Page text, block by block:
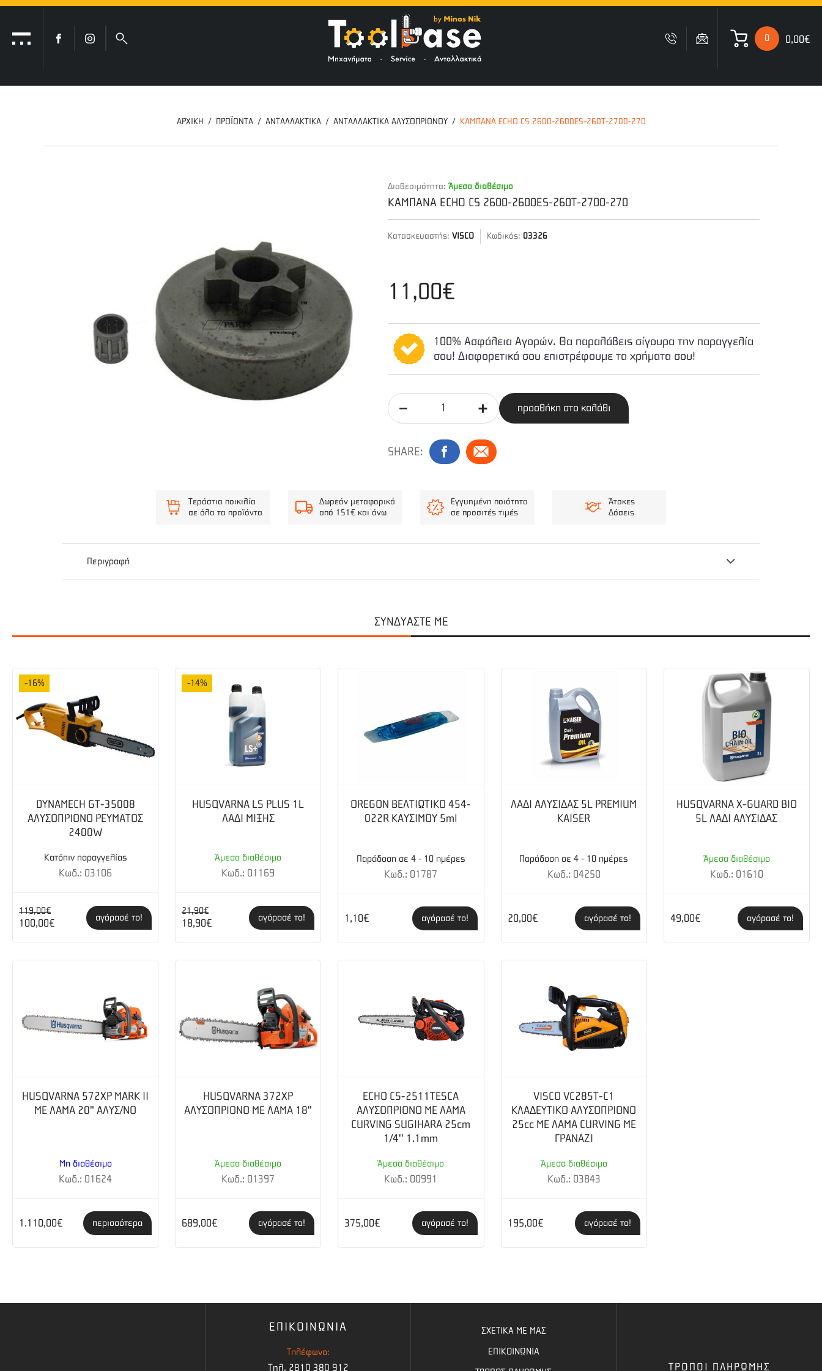
0 0,00€
ΑΡΧΙΚΗ ΠΡΟΪΟΝΤΑ ΑΝΤΑΛΛΑΚΤΙΚΑ ΑΝΤΑΛΛΑΚΤΙΚΑ ΑΛΥΣΟΠΡΙΟΝΟΥ ΚΑΜΠΑΝΑ ECHO CS 2600-2600ES-260T-2700-270
Διαθεσιμότητα: Άμεσα διαθέσιμο
ΚΑΜΠΑΝΑ ECHO CS 2600-2600ES-260T-2700-270
Κατασκευαστής: VISCO Κωδικός: 03326
11,00€
100% Ασφάλεια Αγορών. Θα παραλάβεις σίγουρα την παραγγελία
σου! Διαφορετικά σου επιστρέφουμε τα χρήματα σου!
προσθήκη στο καλάθι
SHARE:
Τεράστια ποικιλία
σε όλα τα προϊόντα
Δωρεάν μεταφορικά
από 151€ και άνω
Εγγυημένη ποιότητα
σε προσιτές τιμές
Άτοκες
Δόσεις
Περιγραφή
Αλυσίδα:3/8LP-1.3-6 Δόντια
ΣΥΝΔΥΑΣΤΕ ΜΕ
-16%
DYNAMECH GT-35008
ΑΛΥΣΟΠΡΙΟΝΟ ΡΕΥΜΑΤΟΣ
2400W
Κατόπιν παραγγελίας
Κωδ.: 03106
119,00€
100,00€
αγόρασέ το!
-14%
HUSQVARNA LS PLUS 1L
ΛΑΔΙ ΜΙΞΗΣ
Άμεσα διαθέσιμο
Κωδ.: 01169
21,90€
18,90€
αγόρασέ το!
OREGON ΒΕΛΤΙΩΤΙΚΟ 454-
022R ΚΑΥΣΙΜΟΥ 5ml
Παράδοση σε 4 - 10 ημέρες
Κωδ.: 01787
1,10€ αγόρασέ το!
ΛΑΔΙ ΑΛΥΣΙΔΑΣ 5L PREMIUM
KAISER
Παράδοση σε 4 - 10 ημέρες
Κωδ.: 04250
20,00€ αγόρασέ το!
HUSQVARNA X-GUARD BIO
5L ΛΑΔΙ ΑΛΥΣΙΔΑΣ
Άμεσα διαθέσιμο
Κωδ.: 01610
49,00€ αγόρασέ το!
HUSQVARNA 572XP MARK II
ME ΛΑΜΑ 20" ΑΛΥΣ/ΝΟ
Μη διαθέσιμο
Κωδ.: 01624
1.110,00€ περισσότερα
HUSQVARNA 372XP
ΑΛΥΣΟΠΡΙΟΝΟ ME ΛΑΜΑ 18"
Άμεσα διαθέσιμο
Κωδ.: 01397
689,00€ αγόρασέ το!
ECHO CS-2511TESCA
ΑΛΥΣΟΠΡΙΟΝΟ ΜΕ ΛΑΜΑ
CURVING SUGIHARA 25cm
1/4'' 1.1mm
Άμεσα διαθέσιμο
Κωδ.: 00991
375,00€ αγόρασέ το!
VISCO VC285T-C1
ΚΛΑΔΕΥΤΙΚΟ ΑΛΥΣΟΠΡΙΟΝΟ
25cc ΜΕ ΛΑΜΑ CURVING ΜΕ
ΓΡΑΝΑΖΙ
Άμεσα διαθέσιμο
Κωδ.: 03843
195,00€ αγόρασέ το!
ΕΠΙΚΟΙΝΩΝΙΑ
Τηλέφωνο:
Τηλ. 2810 380 912
ΣΧΕΤΙΚΑ ΜΕ ΜΑΣ
ΕΠΙΚΟΙΝΩΝΙΑ
ΤΡΟΠΟΙ ΠΛΗΡΩΜΗΣ